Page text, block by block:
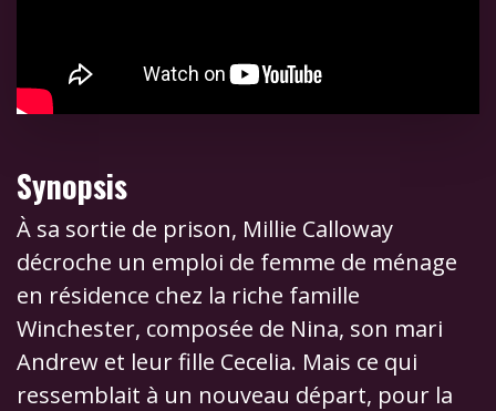
Synopsis
À sa sortie de prison, Millie Calloway
décroche un emploi de femme de ménage
en résidence chez la riche famille
Winchester, composée de Nina, son mari
Andrew et leur fille Cecelia. Mais ce qui
ressemblait à un nouveau départ, pour la